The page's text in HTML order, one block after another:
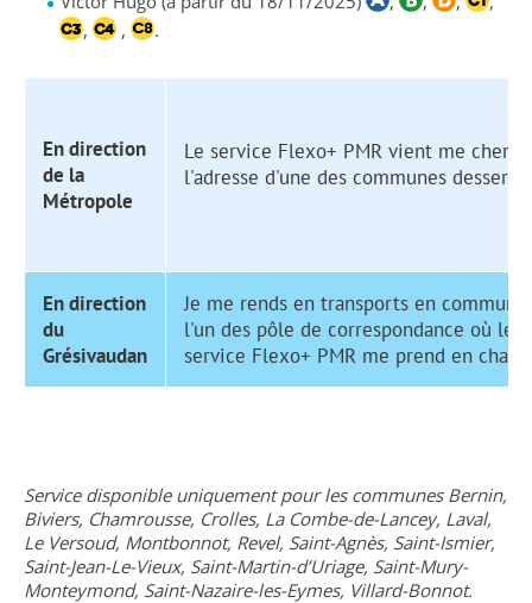
,
, .
En direction
de la
Métropole
Le service Flexo+ PMR vient me
l'adresse d'une des communes
En direction
du
Grésivaudan
Je me rends en transports en commun
l'un des pôle de correspondance où le
service Flexo+ PMR me prend en
Service disponible uniquement pour les communes Bernin,
Biviers, Chamrousse, Crolles, La Combe-de-Lancey, Laval,
Le Versoud, Montbonnot, Revel, Saint-Agnès, Saint-Ismier,
Saint-Jean-Le-Vieux, Saint-Martin-d’Uriage, Saint-Mury-
Monteymond, Saint-Nazaire-les-Eymes, Villard-Bonnot.